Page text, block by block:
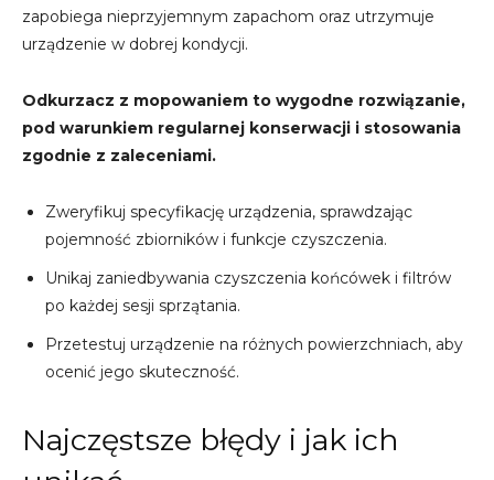
zapobiega nieprzyjemnym zapachom oraz utrzymuje
urządzenie w dobrej kondycji.
Odkurzacz z mopowaniem to wygodne rozwiązanie,
pod warunkiem regularnej konserwacji i stosowania
zgodnie z zaleceniami.
Zweryfikuj specyfikację urządzenia, sprawdzając
pojemność zbiorników i funkcje czyszczenia.
Unikaj zaniedbywania czyszczenia końcówek i filtrów
po każdej sesji sprzątania.
Przetestuj urządzenie na różnych powierzchniach, aby
ocenić jego skuteczność.
Najczęstsze błędy i jak ich